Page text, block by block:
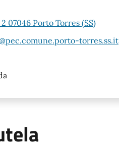
07046 Porto Torres (SS)
torres.ss.it